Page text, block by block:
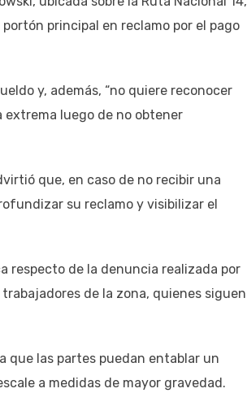
principal en reclamo por el pago
y, además, “no quiere reconocer
extrema luego de no obtener
que, en caso de no recibir una
su reclamo y visibilizar el
respecto de la denuncia realizada por
de la zona, quienes siguen
que las partes puedan entablar un
a medidas de mayor gravedad.